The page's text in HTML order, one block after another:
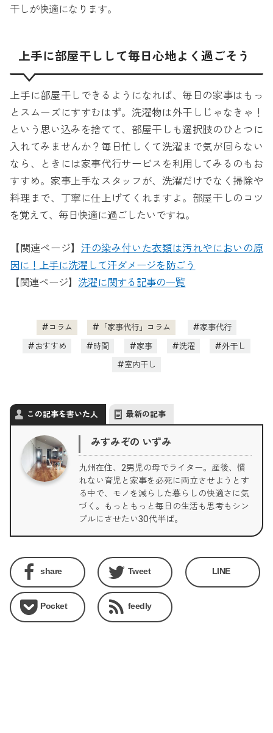
干しが快適になります。
上手に部屋干しして毎日心地よく過ごそう
上手に部屋干しできるようになれば、毎日の家事はもっ
とスムーズにすすむはず。洗濯物は外干しじゃなきゃ！
という思い込みを捨てて、部屋干しも選択肢のひとつに
入れてみませんか？毎日忙しくて洗濯まで気が回らない
なら、ときには家事代行サービスを利用してみるのもお
すすめ。家事上手なスタッフが、洗濯だけでなく掃除や
料理まで、丁寧に仕上げてくれますよ。部屋干しのコツ
を覚えて、毎日快適に過ごしたいですね。
【関連ページ】 汗の染み付いた衣類は汚れやにおいの原
因に！上手に洗濯して汗ダメージを防ごう
【関連ページ】 洗濯に関する記事の一覧
コラム 「家事代行」コラム
家事代行
おすすめ
時間 家事 洗濯
外干し
室内干し
この記事を書いた人 最新の記事
みすみぞの いずみ
九州在住、2男児の母でライター。産後、慣
れない育児と家事を必死に両立させようとす
る中で、モノを減らした暮らしの快適さに気
づく。もっともっと毎日の生活も思考もシン
プルにさせたい30代半ば。
share Tweet LINE
Pocket feedly